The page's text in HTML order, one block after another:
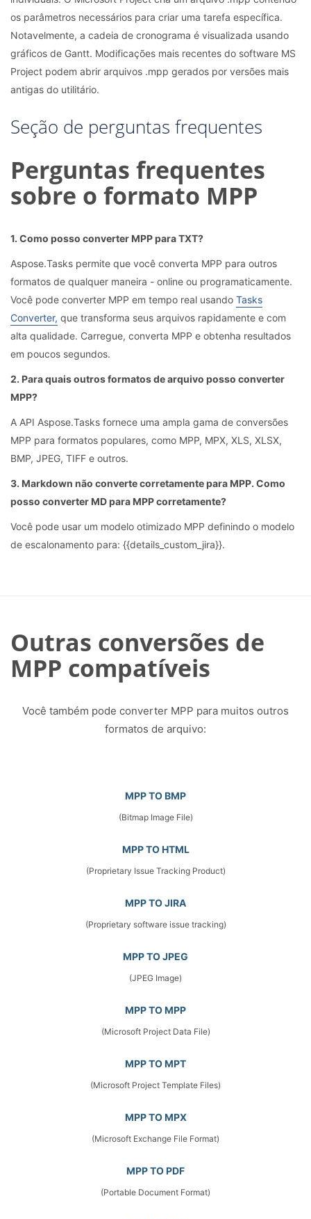
os parâmetros necessários para criar uma tarefa específica.
Notavelmente, a cadeia de cronograma é visualizada usando
gráficos de Gantt. Modificações mais recentes do software MS
Project podem abrir arquivos .mpp gerados por versões mais
antigas do utilitário.
Seção de perguntas frequentes
Perguntas frequentes
sobre o formato MPP
1. Como posso converter MPP para TXT?
Aspose.Tasks permite que você converta MPP para outros
formatos de qualquer maneira - online ou programaticamente.
Você pode converter MPP em tempo real usando Tasks
Converter, que transforma seus arquivos rapidamente e com
alta qualidade. Carregue, converta MPP e obtenha resultados
em poucos segundos.
2. Para quais outros formatos de arquivo posso converter
MPP?
A API Aspose.Tasks fornece uma ampla gama de conversões
MPP para formatos populares, como MPP, MPX, XLS, XLSX,
BMP, JPEG, TIFF e outros.
3. Markdown não converte corretamente para MPP. Como
posso converter MD para MPP corretamente?
Você pode usar um modelo otimizado MPP definindo o modelo
de escalonamento para: {{details_custom_jira}}.
Outras conversões de
MPP compatíveis
Você também pode converter MPP para muitos outros
formatos de arquivo:
MPP TO BMP
(Bitmap Image File)
MPP TO HTML
(Proprietary Issue Tracking Product)
MPP TO JIRA
(Proprietary software issue tracking)
MPP TO JPEG
(JPEG Image)
MPP TO MPP
(Microsoft Project Data File)
MPP TO MPT
(Microsoft Project Template Files)
MPP TO MPX
(Microsoft Exchange File Format)
MPP TO PDF
(Portable Document Format)